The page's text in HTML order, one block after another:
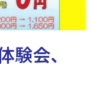
験会、